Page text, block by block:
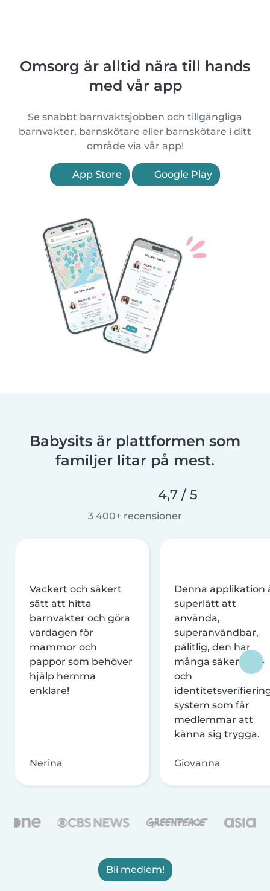
Omsorg är alltid nära till hands
med vår app
Se snabbt barnvaktsjobben och tillgängliga
barnvakter, barnskötare eller barnskötare i ditt
område via vår app!
App Store Google Play
Babysits är plattformen som
familjer litar på mest.
4,7 / 5
3 400+ recensioner
Vackert och säkert
sätt att hitta
barnvakter och göra
vardagen för
mammor och
pappor som behöver
hjälp hemma
enklare!
Nerina
Denna applikation
superlätt att
använda,
superanvändbar,
pålitlig, den har
många säkerhets-
och
system som får
medlemmar att
känna sig trygga.
Giovanna
Bli medlem!